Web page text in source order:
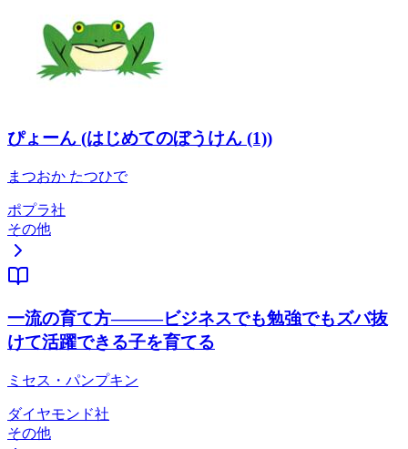
ぴょーん (はじめてのぼうけん (1))
まつおか たつひで
ポプラ社
その他
一流の育て方―――ビジネスでも勉強でもズバ抜
けて活躍できる子を育てる
ミセス・パンプキン
ダイヤモンド社
その他